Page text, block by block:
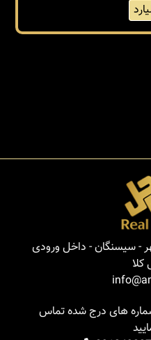
- سیسنگان - داخل ورودی
های درج شده تماس